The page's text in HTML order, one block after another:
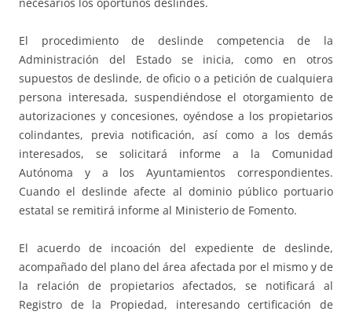
necesarios los oportunos deslindes.
El procedimiento de deslinde competencia de la
Administración del Estado se inicia, como en otros
supuestos de deslinde, de oficio o a petición de cualquiera
persona interesada, suspendiéndose el otorgamiento de
autorizaciones y concesiones, oyéndose a los propietarios
colindantes, previa notificación, así como a los demás
interesados, se solicitará informe a la Comunidad
Autónoma y a los Ayuntamientos correspondientes.
Cuando el deslinde afecte al dominio público portuario
estatal se remitirá informe al Ministerio de Fomento.
El acuerdo de incoación del expediente de deslinde,
acompañado del plano del área afectada por el mismo y de
la relación de propietarios afectados, se notificará al
Registro de la Propiedad, interesando certificación de